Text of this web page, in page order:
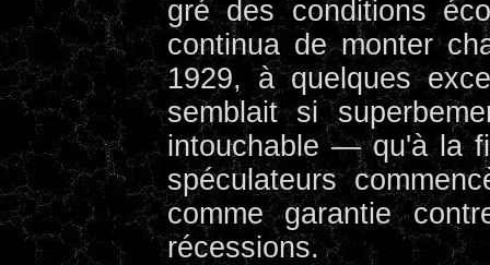
gré des conditions
continua de monter
1929, à quelques
semblait si
intouchable — qu'à la
spéculateurs
comme garantie
récessions.